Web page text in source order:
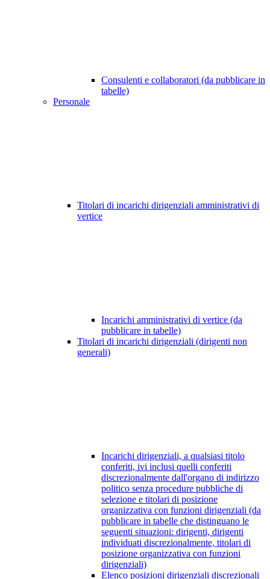
Consulenti e collaboratori (da pubblicare in
tabelle)
Personale
Titolari di incarichi dirigenziali amministrativi di
vertice
Incarichi amministrativi di vertice (da
pubblicare in tabelle)
Titolari di incarichi dirigenziali (dirigenti non
generali)
Incarichi dirigenziali, a qualsiasi titolo
conferiti, ivi inclusi quelli conferiti
discrezionalmente dall'organo di indirizzo
politico senza procedure pubbliche di
selezione e titolari di posizione
organizzativa con funzioni dirigenziali (da
pubblicare in tabelle che distinguano le
seguenti situazioni: dirigenti, dirigenti
individuati discrezionalmente, titolari di
posizione organizzativa con funzioni
dirigenziali)
Elenco posizioni dirigenziali discrezionali